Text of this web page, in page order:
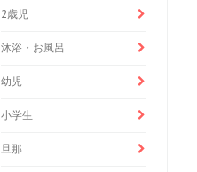
2歳児
沐浴・お風呂
幼児
小学生
旦那